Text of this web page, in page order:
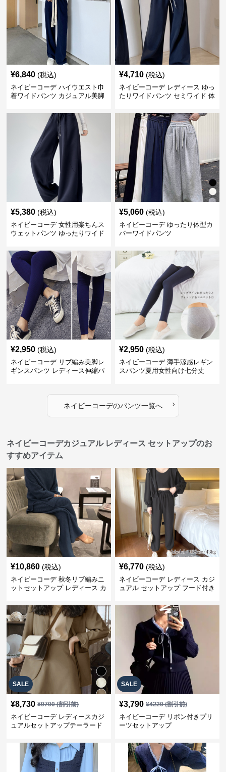
¥6,840 (税込)
ネイビーコーデ ハイウエスト巾
着ワイドパンツ カジュアル美脚
¥4,710 (税込)
ネイビーコーデ レディース ゆっ
たりワイドパンツ セミワイド 体
¥5,380 (税込)
ネイビーコーデ 女性用楽ちんス
ウェットパンツ ゆったりワイド
¥5,060 (税込)
ネイビーコーデ ゆったり体型カ
バーワイドパンツ
¥2,950 (税込)
ネイビーコーデ リブ編み美脚レ
ギンスパンツ レディース伸縮パ
¥2,950 (税込)
ネイビーコーデ 薄手涼感レギン
スパンツ夏用女性向け七分丈
ネイビーコーデのパンツ一覧へ ›
ネイビーコーデカジュアル レディース セットアップのお
すすめアイテム
¥10,860 (税込)
ネイビーコーデ 秋冬リブ編みニ
ットセットアップ レディース カ
¥6,770 (税込)
ネイビーコーデ レディース カジ
ュアル セットアップ フード付き
SALE
¥8,730 ¥9700(割引前)
ネイビーコーデ レディースカジ
ュアルセットアップテーラード
SALE
¥3,790 ¥4220(割引前)
ネイビーコーデ リボン付きプリ
ーツセットアップ